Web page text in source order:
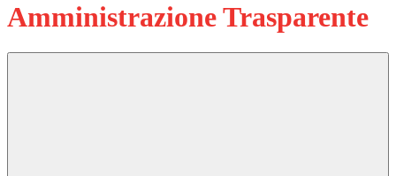
Amministrazione Trasparente